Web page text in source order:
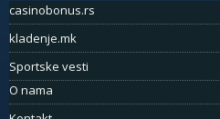
casinobonus.rs
kladenje.mk
Sportske vesti
O nama